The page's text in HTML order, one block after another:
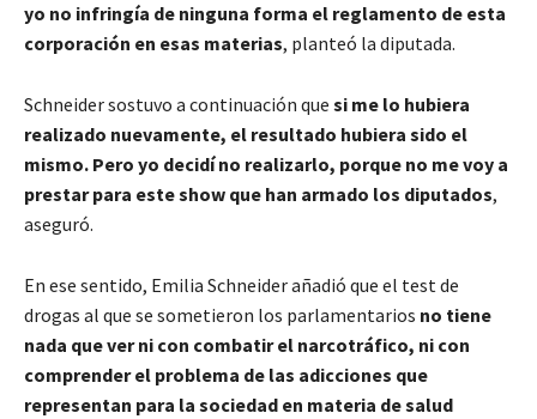
yo no infringía de ninguna forma el reglamento de esta
corporación en esas materias, planteó la diputada.
Schneider sostuvo a continuación que si me lo hubiera
realizado nuevamente, el resultado hubiera sido el
mismo. Pero yo decidí no realizarlo, porque no me voy a
prestar para este show que han armado los diputados,
aseguró.
En ese sentido, Emilia Schneider añadió que el test de
drogas al que se sometieron los parlamentarios no tiene
nada que ver ni con combatir el narcotráfico, ni con
comprender el problema de las adicciones que
representan para la sociedad en materia de salud